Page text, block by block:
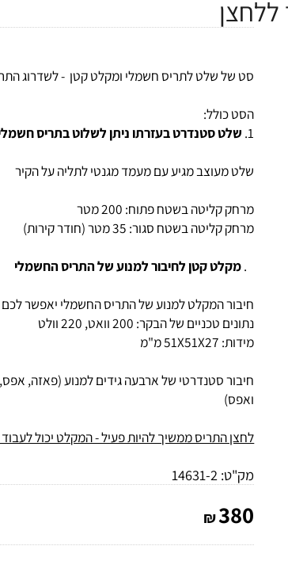
הסט כולל:
מרחק קליטה בשטח פתוח: 200 מטר
חיבור המקלט למנוע של התריס החשמלי יאפשר לכם
נתונים טכניים של הבקר: 200 וואט, 220 וולט
חיבור סטנדרטי של ארבעה גידים למנוע (פאזה, אפס,
ואפס)
לחצן התריס ממשיך להיות פעיל - המקלט יכול לעבוד
מק"ט:14631-2
₪380